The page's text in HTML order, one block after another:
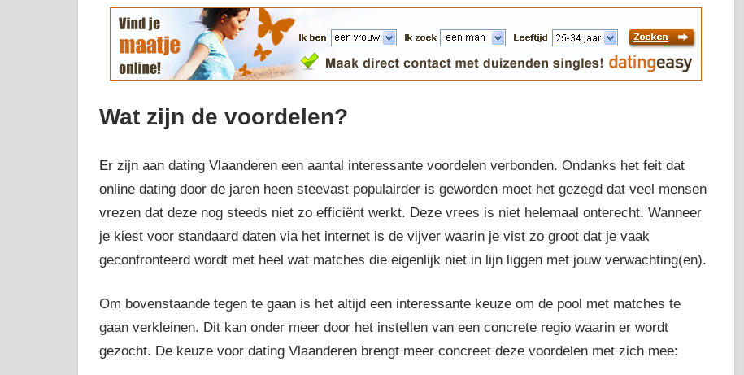
Wat zijn de voordelen?
Er zijn aan dating Vlaanderen een aantal interessante voordelen verbonden. Ondanks het feit dat
online dating door de jaren heen steevast populairder is geworden moet het gezegd dat veel mensen
vrezen dat deze nog steeds niet zo efficiënt werkt. Deze vrees is niet helemaal onterecht. Wanneer
je kiest voor standaard daten via het internet is de vijver waarin je vist zo groot dat je vaak
geconfronteerd wordt met heel wat matches die eigenlijk niet in lijn liggen met jouw verwachting(en).
Om bovenstaande tegen te gaan is het altijd een interessante keuze om de pool met matches te
gaan verkleinen. Dit kan onder meer door het instellen van een concrete regio waarin er wordt
gezocht. De keuze voor dating Vlaanderen brengt meer concreet deze voordelen met zich mee: